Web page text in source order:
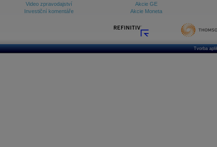
Video zpravodajství
Investiční komentáře
Akcie GE
Akcie Moneta
Tvorba